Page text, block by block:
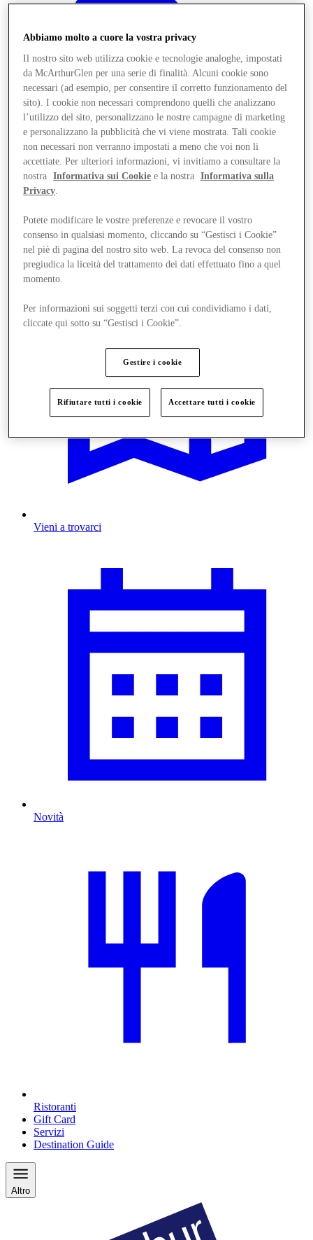
Offerte
Vieni a trovarci
Novità
Ristoranti
Gift Card
Servizi
Destination Guide
Altro
Abbiamo molto a cuore la vostra privacy
Il nostro sito web utilizza cookie e tecnologie analoghe, impostati
da McArthurGlen per una serie di finalità. Alcuni cookie sono
necessari (ad esempio, per consentire il corretto funzionamento del
sito). I cookie non necessari comprendono quelli che analizzano
l’utilizzo del sito, personalizzano le nostre campagne di marketing
e personalizzano la pubblicità che vi viene mostrata. Tali cookie
non necessari non verranno impostati a meno che voi non li
accettiate. Per ulteriori informazioni, vi invitiamo a consultare la
nostra
Informativa sui Cookie e la nostra
Informativa sulla
Privacy.
Potete modificare le vostre preferenze e revocare il vostro
consenso in qualsiasi momento, cliccando su “Gestisci i Cookie”
nel piè di pagina del nostro sito web. La revoca del consenso non
pregiudica la liceità del trattamento dei dati effettuato fino a quel
momento.
Per informazioni sui soggetti terzi con cui condividiamo i dati,
cliccate qui sotto su “Gestisci i Cookie”.
Gestire i cookie
Rifiutare tutti i cookie Accettare tutti i cookie